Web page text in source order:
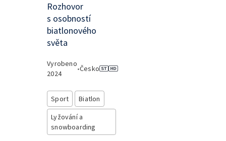
Rozhovor
s osobností
biatlonového
světa
Vyrobeno
2024
•Česko
Sport
Biatlon
Lyžování a
snowboarding